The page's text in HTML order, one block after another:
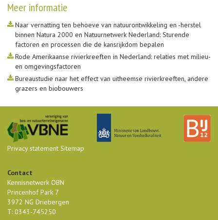
Meer informatie
Naar vernatting ten behoeve van natuurontwikkeling en -herstel
binnen Natura 2000 en Natuurnetwerk Nederland: Sturende
factoren en processen die de kansrijkdom bepalen
Rode Amerikaanse rivierkreeften in Nederland: relaties met milieu-
en omgevingsfactoren
Bureaustudie naar het effect van uitheemse rivierkreeften, andere
grazers en biobouwers
Privacy statement Sitemap
Contact
Kennisnetwerk OBN
Princenhof Park 7
3972 NG Driebergen
T: 0343-745250